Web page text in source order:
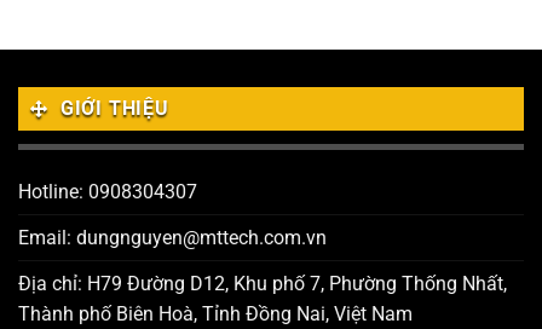
GIỚI THIỆU
Hotline: 0908304307
Email: dungnguyen@mttech.com.vn
Địa chỉ: H79 Đường D12, Khu phố 7, Phường Thống Nhất,
Thành phố Biên Hoà, Tỉnh Đồng Nai, Việt Nam